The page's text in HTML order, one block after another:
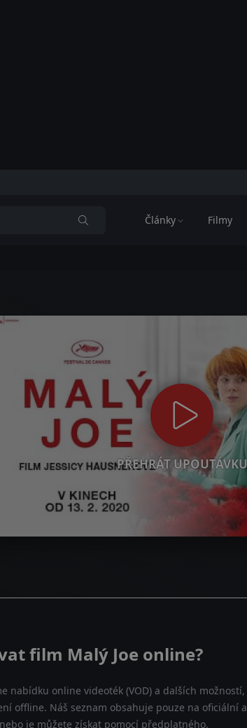
Články Filmy
PŘEHRÁT UPOUTÁVKU
film Malý Joe online?
nabídku online videoték (VOD) a dalších
offline. Náš seznam obsahuje pouze na oficiální
je můžete získat pomocí předplatného.